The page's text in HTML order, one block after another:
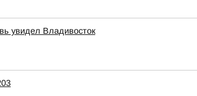
увидел Владивосток